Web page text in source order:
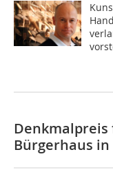
Bürgerhaus